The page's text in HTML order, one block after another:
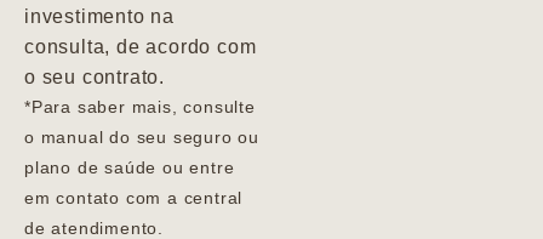
investimento na
consulta, de acordo com
o seu contrato.
*Para saber mais, consulte
o manual do seu seguro ou
plano de saúde ou entre
em contato com a central
de atendimento.